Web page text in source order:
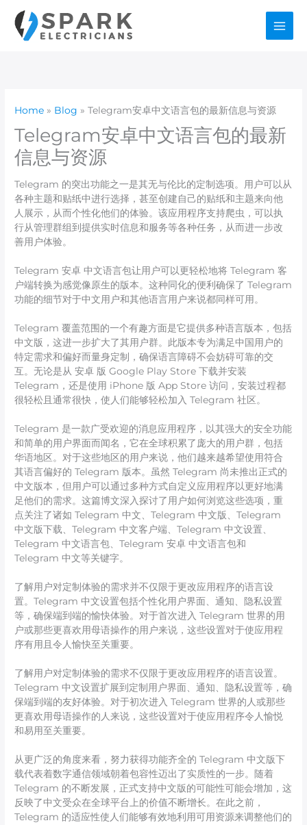
content
Home Blog Telegram安卓中文语言包的最新信息与资源
Telegram安卓中文语言包的最新
信息与资源
Telegram 的突出功能之一是其无与伦比的定制选项。用户可以从
各种主题和贴纸中进行选择，甚至创建自己的贴纸和主题来向他
人展示，从而个性化他们的体验。该应用程序支持爬虫，可以执
行从管理群组到提供实时信息和服务等各种任务，从而进一步改
善用户体验。
Telegram 安卓 中文语言包让用户可以更轻松地将 Telegram 客
户端转换为感觉像原生的版本。这种同化的便利确保了 Telegram
功能的细节对于中文用户和其他语言用户来说都同样可用。
Telegram 覆盖范围的一个有趣方面是它提供多种语言版本，包括
中文版，这进一步扩大了其用户群。此版本专为满足中国用户的
特定需求和偏好而量身定制，确保语言障碍不会妨碍可靠的交
互。无论是从 安卓 版 Google Play Store 下载并安装
Telegram，还是使用 iPhone 版 App Store 访问，安装过程都
很轻松且通常很快，使人们能够轻松加入 Telegram 社区。
Telegram 是一款广受欢迎的消息应用程序，以其强大的安全功能
和简单的用户界面而闻名，它在全球积累了庞大的用户群，包括
华语地区。对于这些地区的用户来说，他们越来越希望使用符合
其语言偏好的 Telegram 版本。虽然 Telegram 尚未推出正式的
中文版本，但用户可以通过多种方式自定义应用程序以更好地满
足他们的需求。这篇博文深入探讨了用户如何浏览这些选项，重
点关注了诸如 Telegram 中文、Telegram 中文版、Telegram
中文版下载、Telegram 中文客户端、Telegram 中文设置、
Telegram 中文语言包、Telegram 安卓 中文语言包和
Telegram 中文等关键字。
了解用户对定制体验的需求并不仅限于更改应用程序的语言设
置。Telegram 中文设置包括个性化用户界面、通知、隐私设置
等，确保端到端的愉快体验。对于首次进入 Telegram 世界的用
户或那些更喜欢用母语操作的用户来说，这些设置对于使应用程
序有用且令人愉快至关重要。
了解用户对定制体验的需求不仅限于更改应用程序的语言设置。
Telegram 中文设置扩展到定制用户界面、通知、隐私设置等，确
保端到端的友好体验。对于初次进入 Telegram 世界的人或那些
更喜欢用母语操作的人来说，这些设置对于使应用程序令人愉悦
和易用至关重要。
从更广泛的角度来看，努力获得功能齐全的 Telegram 中文版下
载代表着数字通信领域朝着包容性迈出了实质性的一步。随着
Telegram 的不断发展，正式支持中文版的可能性可能会增加，这
反映了中文受众在全球平台上的价值不断增长。在此之前，
Telegram 的适应性使人们能够有效地利用可用资源来调整他们的